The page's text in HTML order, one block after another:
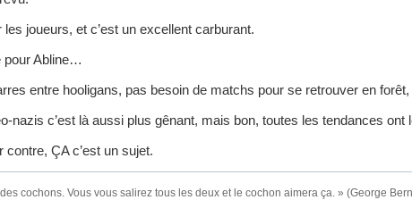
les joueurs, et c’est un excellent carburant.
pour Abline…
entre hooligans, pas besoin de matchs pour se retrouver en
nazis c’est là aussi plus gênant, mais bon, toutes les tendances ont
ÇA c’est un sujet.
cochons. Vous vous salirez tous les deux et le cochon aimera ça. » (George